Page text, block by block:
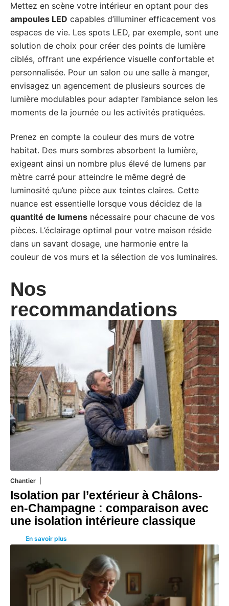
Mettez en scène votre intérieur en optant pour des
ampoules LED capables d’illuminer efficacement vos
espaces de vie. Les spots LED, par exemple, sont une
solution de choix pour créer des points de lumière
ciblés, offrant une expérience visuelle confortable et
personnalisée. Pour un salon ou une salle à manger,
envisagez un agencement de plusieurs sources de
lumière modulables pour adapter l’ambiance selon les
moments de la journée ou les activités pratiquées.
Prenez en compte la couleur des murs de votre
habitat. Des murs sombres absorbent la lumière,
exigeant ainsi un nombre plus élevé de lumens par
mètre carré pour atteindre le même degré de
luminosité qu’une pièce aux teintes claires. Cette
nuance est essentielle lorsque vous décidez de la
quantité de lumens nécessaire pour chacune de vos
pièces. L’éclairage optimal pour votre maison réside
dans un savant dosage, une harmonie entre la
couleur de vos murs et la sélection de vos luminaires.
Nos
recommandations
Chantier
Isolation par l’extérieur à Châlons-
en-Champagne : comparaison avec
une isolation intérieure classique
En savoir plus